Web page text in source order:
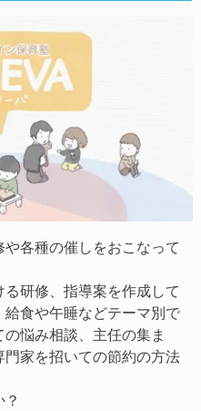
各種の催しをおこなって
研修、指導案を作成して
食や午睡などテーマ別で
悩み相談、主任の集ま
家を招いての節約の方法